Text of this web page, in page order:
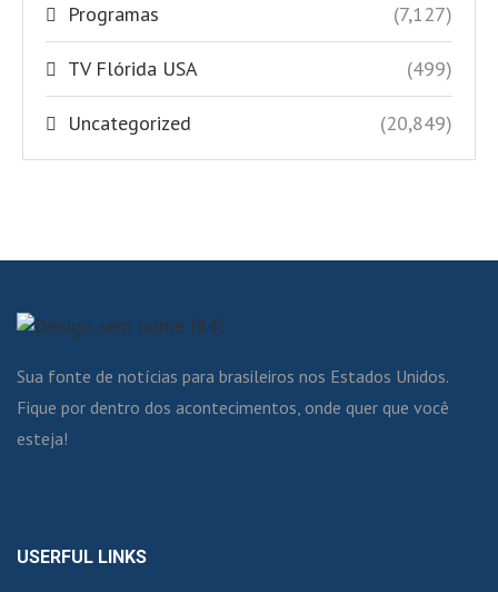
Programas (7,127)
TV Flórida USA (499)
Uncategorized (20,849)
Sua fonte de notícias para brasileiros nos Estados Unidos.
Fique por dentro dos acontecimentos, onde quer que você
esteja!
USERFUL LINKS